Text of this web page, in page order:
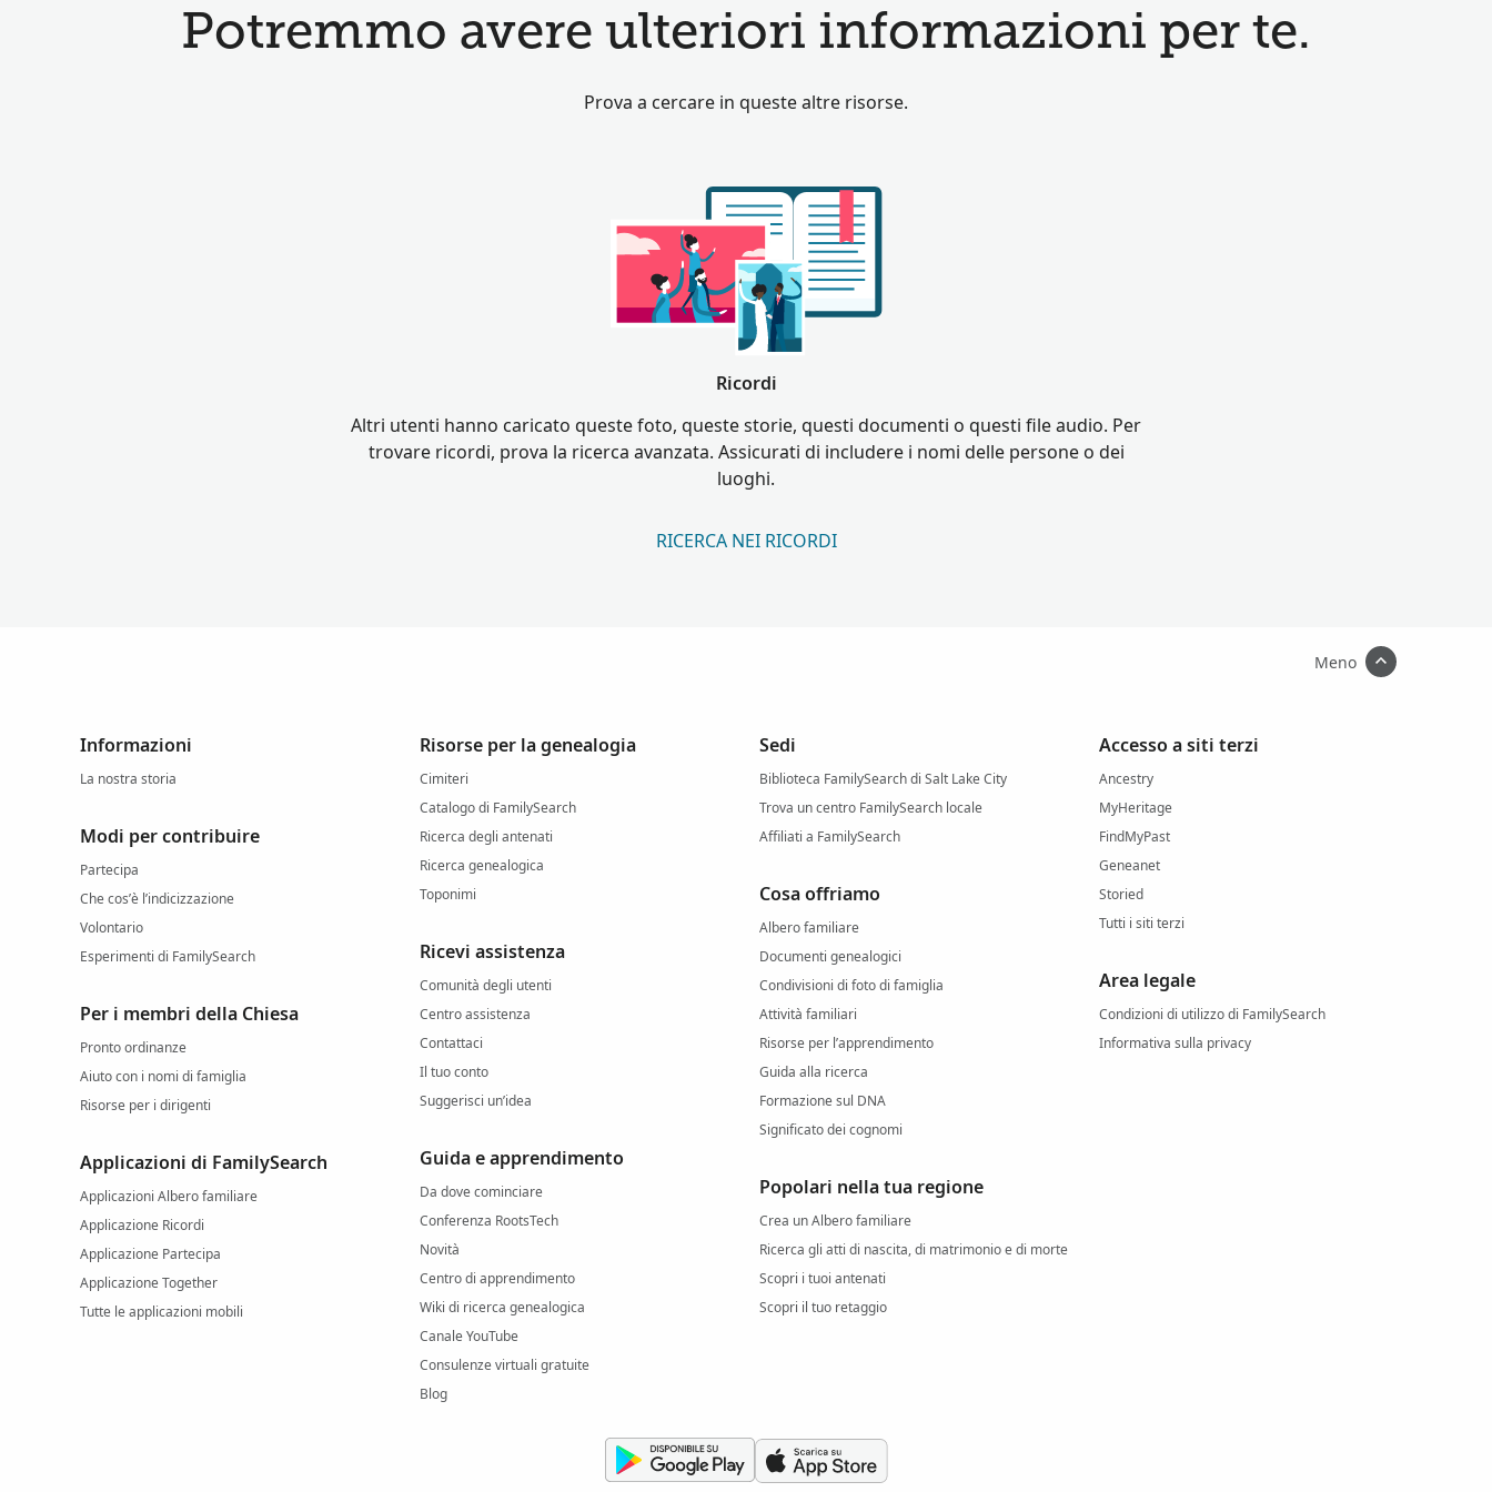
Potremmo avere ulteriori informazioni per te.
Prova a cercare in queste altre risorse.
Ricordi
Altri utenti hanno caricato queste foto, queste storie, questi documenti o questi file audio. Per
trovare ricordi, prova la ricerca avanzata. Assicurati di includere i nomi delle persone o dei
luoghi.
RICERCA NEI RICORDI
Meno
Informazioni
La nostra storia
Modi per contribuire
Partecipa
Che cos’è l’indicizzazione
Volontario
Esperimenti di FamilySearch
Per i membri della Chiesa
Pronto ordinanze
Aiuto con i nomi di famiglia
Risorse per i dirigenti
Applicazioni di FamilySearch
Applicazioni Albero familiare
Applicazione Ricordi
Applicazione Partecipa
Applicazione Together
Tutte le applicazioni mobili
Risorse per la genealogia
Cimiteri
Catalogo di FamilySearch
Ricerca degli antenati
Ricerca genealogica
Toponimi
Ricevi assistenza
Comunità degli utenti
Centro assistenza
Contattaci
Il tuo conto
Suggerisci un’idea
Guida e apprendimento
Da dove cominciare
Conferenza RootsTech
Novità
Centro di apprendimento
Wiki di ricerca genealogica
Canale YouTube
Consulenze virtuali gratuite
Blog
Sedi
Biblioteca FamilySearch di Salt Lake City
Trova un centro FamilySearch locale
Affiliati a FamilySearch
Cosa offriamo
Albero familiare
Documenti genealogici
Condivisioni di foto di famiglia
Attività familiari
Risorse per l’apprendimento
Guida alla ricerca
Formazione sul DNA
Significato dei cognomi
Popolari nella tua regione
Crea un Albero familiare
Ricerca gli atti di nascita, di matrimonio e di morte
Scopri i tuoi antenati
Scopri il tuo retaggio
Accesso a siti terzi
Ancestry
MyHeritage
FindMyPast
Geneanet
Storied
Tutti i siti terzi
Area legale
Condizioni di utilizzo di FamilySearch
Informativa sulla privacy